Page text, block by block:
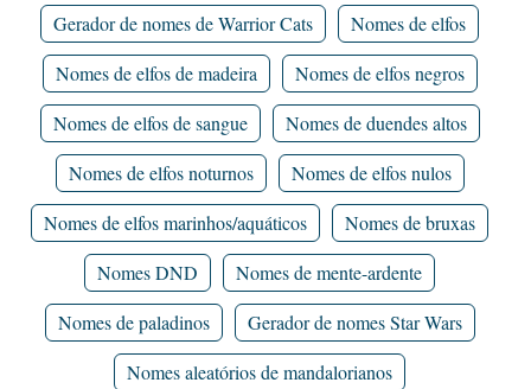
Gerador de nomes de Warrior Cats
Nomes de elfos
Nomes de elfos de madeira
Nomes de elfos negros
Nomes de elfos de sangue
Nomes de duendes altos
Nomes de elfos noturnos
Nomes de elfos nulos
Nomes de elfos marinhos/aquáticos
Nomes de bruxas
Nomes DND
Nomes de mente-ardente
Nomes de paladinos
Gerador de nomes Star Wars
Nomes aleatórios de mandalorianos